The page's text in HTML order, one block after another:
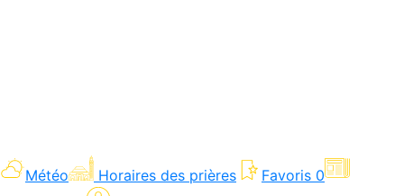
Météo Horaires des prières Favoris 0